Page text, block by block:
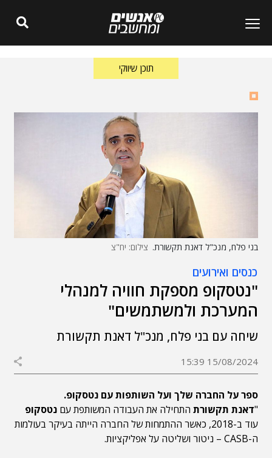
תוכן שיווקי
בני פלח, מנכ"ל דאנת תקשורת. צילום: יח"צ
כנסים ואירועים
"נטסקופ מספקת חוויה למנהלי
המערכת ולמשתמשים"
שיחה עם בני פלח, מנכ"ל דאנת תקשורת
15/08/2024 15:39
ספר על החברה שלך ועל השותפות עם נטסקופ.
"דאנת תקשורת התחילה את העבודה המשותפת עם נטסקופ
עוד ב-2018, כאשר ההתמחות של החברה הייתה בעיקר בעולמות
ה-CASB – ניטור ושליטה על אפליקציות.